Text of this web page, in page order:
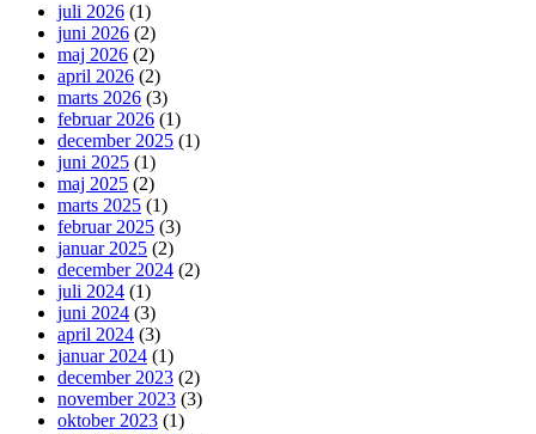
juli 2026 (1)
juni 2026 (2)
maj 2026 (2)
april 2026 (2)
marts 2026 (3)
februar 2026 (1)
december 2025 (1)
juni 2025 (1)
maj 2025 (2)
marts 2025 (1)
februar 2025 (3)
januar 2025 (2)
december 2024 (2)
juli 2024 (1)
juni 2024 (3)
april 2024 (3)
januar 2024 (1)
december 2023 (2)
november 2023 (3)
oktober 2023 (1)